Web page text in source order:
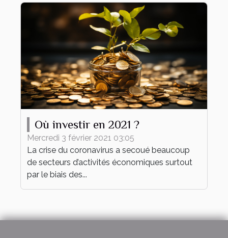
Où investir en 2021 ?
Mercredi 3 février 2021 03:05
La crise du coronavirus a secoué beaucoup
de secteurs d’activités économiques surtout
par le biais des...